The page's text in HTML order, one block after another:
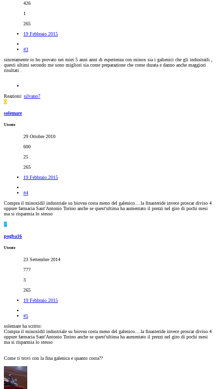
426
1
265
19 Febbraio 2015
#3
sinceramente io ho provato nei miei 5 anni anni di esperienza con minox sia i galienici che gli industraili ,
questi ultimi secondo me sono migliori sia come preparazione che come durata e danno anche maggiori
risultati .
Reazioni: silvano7
S
solemare
Utente
29 Ottobre 2010
600
25
265
19 Febbraio 2015
#4
Compra il minoxidil industriale su biovea costa meno del galenico....la finasteride invece proscar diviso 4
oppure farmacia Sant'Antonio Torino anche se quest'ultima ha aumentato il prezzi nel giro di pochi mesi
ma si risparmia lo stesso
P
pogba16
Utente
23 Settembre 2014
777
3
265
19 Febbraio 2015
#5
solemare ha scritto:
Compra il minoxidil industriale su biovea costa meno del galenico....la finasteride invece proscar diviso 4
oppure farmacia Sant'Antonio Torino anche se quest'ultima ha aumentato il prezzi nel giro di pochi mesi
ma si risparmia lo stesso
Come ti trovi con la fina galenica e quanto costa??